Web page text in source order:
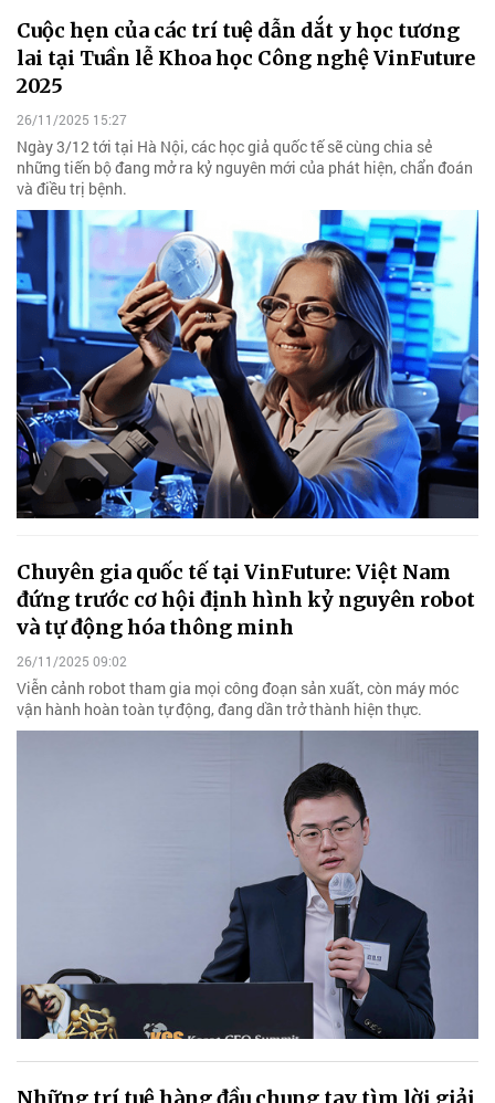
Cuộc hẹn của các trí tuệ dẫn dắt y học tương
lai tại Tuần lễ Khoa học Công nghệ VinFuture
2025
26/11/2025 15:27
Ngày 3/12 tới tại Hà Nội, các học giả quốc tế sẽ cùng chia sẻ
những tiến bộ đang mở ra kỷ nguyên mới của phát hiện, chẩn đoán
và điều trị bệnh.
Chuyên gia quốc tế tại VinFuture: Việt Nam
đứng trước cơ hội định hình kỷ nguyên robot
và tự động hóa thông minh
26/11/2025 09:02
Viễn cảnh robot tham gia mọi công đoạn sản xuất, còn máy móc
vận hành hoàn toàn tự động, đang dần trở thành hiện thực.
Những trí tuệ hàng đầu chung tay tìm lời giải